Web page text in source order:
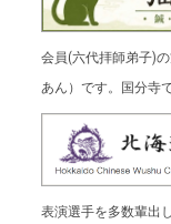
会員(六代拝師弟子)
あん）です。国分寺
表演選手を多数輩出